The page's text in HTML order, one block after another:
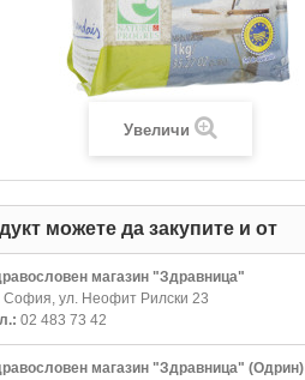
Увеличи
можете да закупите и от
магазин "Здравница"
София, ул. Неофит Рилски 23
02 483 73 42
магазин "Здравница" (Одрин)